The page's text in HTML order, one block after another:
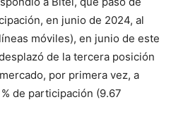
en junio de 2024, al
móviles), en junio de este
de la tercera posición
por primera vez, a
de participación (9.67